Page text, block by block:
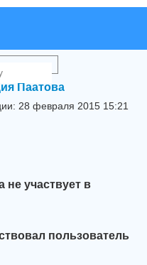
Паатова
28 февраля 2015 15:21
не участвует в
пользователь